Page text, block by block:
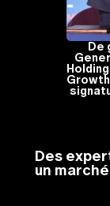
De
Des
un